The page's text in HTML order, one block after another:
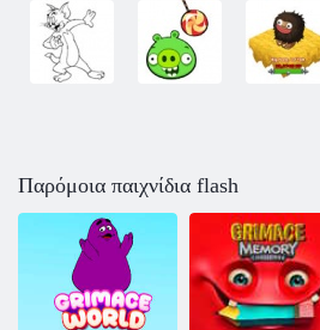
Παρόμοια παιχνίδια flash